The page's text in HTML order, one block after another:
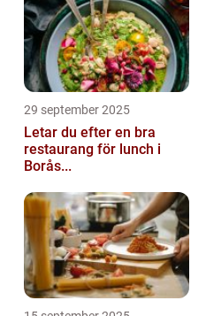
29 september 2025
Letar du efter en bra
restaurang för lunch i
Borås...